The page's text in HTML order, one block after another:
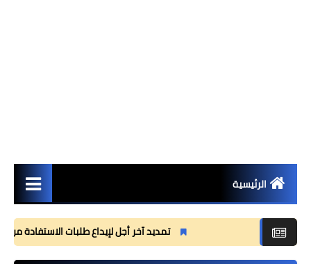
الرئيسية
مستجدات
مذكرات
تمديد آخر أجل لإيداع طلبات الاستفادة من منحة